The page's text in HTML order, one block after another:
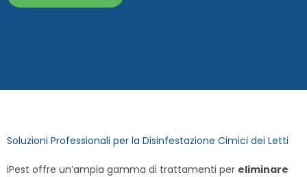
Soluzioni Professionali per la Disinfestazione Cimici dei Letti
iPest offre un’ampia gamma di trattamenti per eliminare